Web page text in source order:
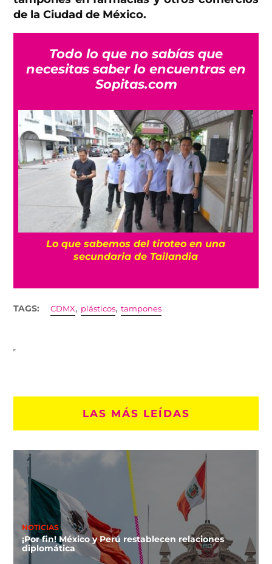
de la Ciudad de México.
Todo lo que no sabías que
necesitas saber lo encuentras en
Sopitas.com
Lo que sabemos del tiroteo en una
secundaria de Tailandia
TAGS: CDMX, plásticos,tampones
LAS MÁS LEÍDAS
NOTICIAS
¡Por fin! México y Perú restablecen relaciones
diplomática